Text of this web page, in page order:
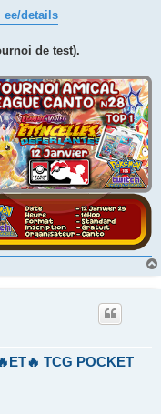
details
de test).
TCG POCKET